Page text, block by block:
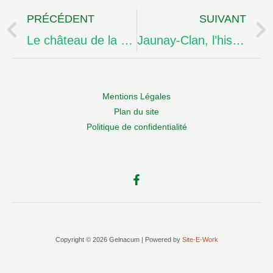
Précédent
PRÉCÉDENT
Le château de la Valette
SUIVANT
Jaunay-Clan, l’histoire du nom
Mentions Légales
Plan du site
Politique de confidentialité
Copyright © 2026 Gelnacum | Powered by Site-E-Work